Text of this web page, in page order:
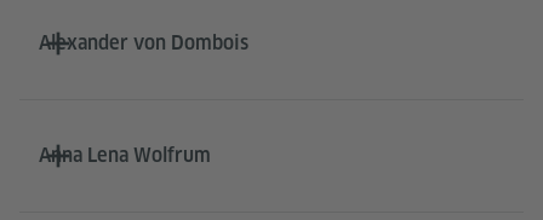
Alexander von Dombois
Anna Lena Wolfrum